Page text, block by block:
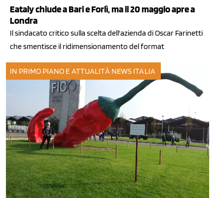
Eataly chiude a Bari e Forlì, ma il 20 maggio apre a
Londra
Il sindacato critico sulla scelta dell'azienda di Oscar Farinetti
che smentisce il ridimensionamento del format
IN PRIMO PIANO E ATTUALITÀ NEWS ITALIA